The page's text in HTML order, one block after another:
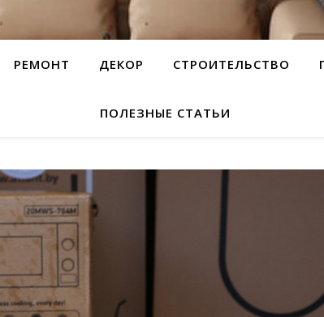
РЕМОНТ ДЕКОР СТРОИТЕЛЬСТВО
ПОЛЕЗНЫЕ СТАТЬИ